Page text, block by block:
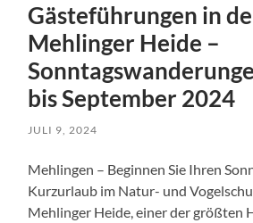
Gästeführungen in
Mehlinger Heide –
bis September 2024
JULI 9, 2024
Mehlingen – Beginnen Sie Ihren
Kurzurlaub im Natur- und
Mehlinger Heide, einer der größten